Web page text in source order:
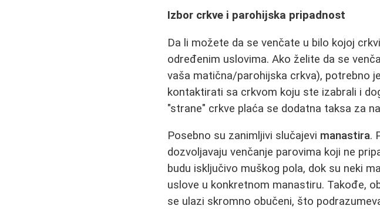
Izbor crkve i parohijska pripadnost
Da li možete da se venčate u bilo kojoj
određenim uslovima. Ako želite da se
vaša matična/parohijska crkva), potrebno
kontaktirati sa crkvom koju ste izabrali i
"strane" crkve plaća se dodatna taksa za
Posebno su zanimljivi slučajevi manastira.
dozvoljavaju venčanje parovima koji ne
budu isključivo muškog pola, dok su neki
uslove u konkretnom manastiru. Takođe,
se ulazi skromno obučeni, što